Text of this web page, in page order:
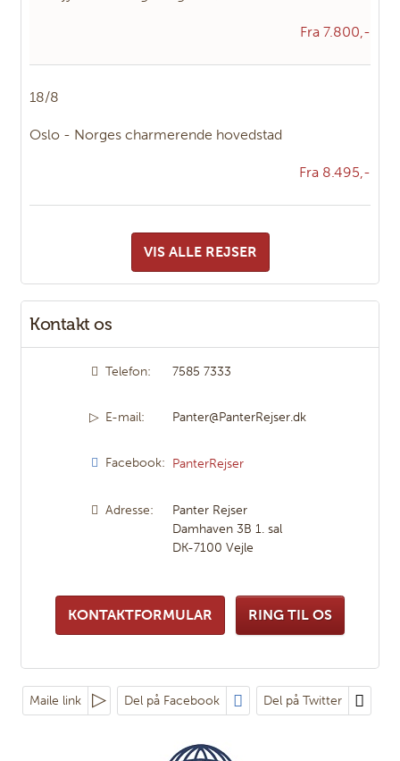
Fra 7.800,-
18/8
Oslo - Norges charmerende hovedstad
Fra 8.495,-
VIS ALLE REJSER
Kontakt os
Telefon: 7585 7333
E-mail: Panter@PanterRejser.dk
Facebook: PanterRejser
Adresse:
Panter Rejser
Damhaven 3B 1. sal
DK-7100 Vejle
KONTAKTFORMULAR RING TIL OS
Maile link Del på Facebook Del på Twitter
Følg os på